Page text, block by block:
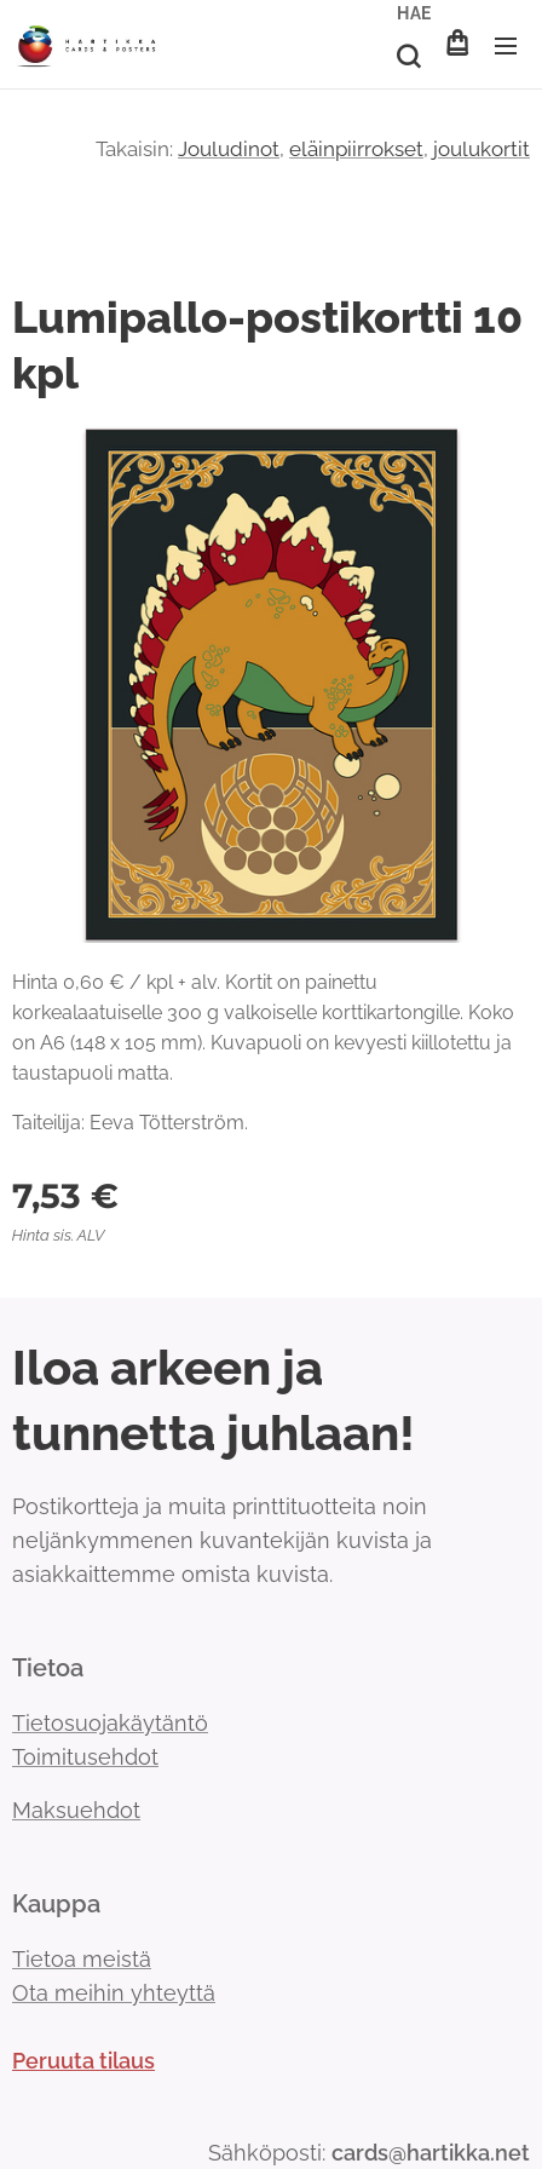
HAE
Takaisin: Jouludinot, eläinpiirrokset, joulukortit
Lumipallo-postikortti 10
kpl
Hinta 0,60 € / kpl + alv. Kortit on painettu
korkealaatuiselle 300 g valkoiselle korttikartongille. Koko
on A6 (148 x 105 mm). Kuvapuoli on kevyesti kiillotettu ja
taustapuoli matta.
Taiteilija: Eeva Tötterström.
7,53 €
Hinta sis. ALV
Iloa arkeen ja
tunnetta juhlaan!
Postikortteja ja muita printtituotteita noin
neljänkymmenen kuvantekijän kuvista ja
asiakkaittemme omista kuvista.
Tietoa
Tietosuojakäytäntö
Toimitusehdot
Maksuehdot
Kauppa
Tietoa meistä
Ota meihin yhteyttä
Peruuta tilaus
Sähköposti: cards@hartikka.net